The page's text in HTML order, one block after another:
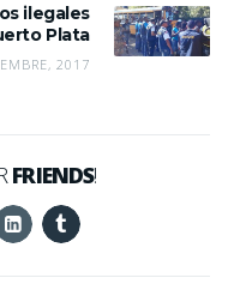
ilegales
Plata
2017
FRIENDS!